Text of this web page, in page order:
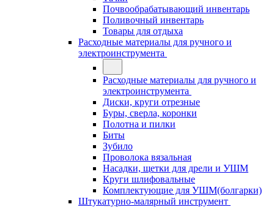
Почвообрабатывающий инвентарь
Поливочный инвентарь
Товары для отдыха
Расходные материалы для ручного и
электроинструмента
Расходные материалы для ручного и
электроинструмента
Диски, круги отрезные
Буры, сверла, коронки
Полотна и пилки
Биты
Зубило
Проволока вязальная
Насадки, щетки для дрели и УШМ
Круги шлифовальные
Комплектующие для УШМ(болгарки)
Штукатурно-малярный инструмент